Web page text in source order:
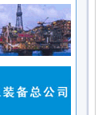
公司
公司
责任公司
公司
股份有限公司
份有限公司